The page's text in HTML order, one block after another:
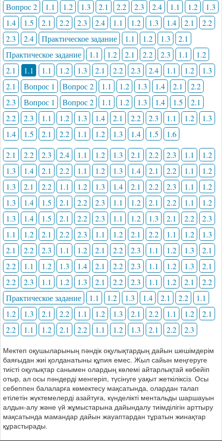
Вопрос 2
1.1 1.2 1.3 2.1 2.2 2.3 2.4 1.1 1.2
1.3
1.4
1.5 2.1 2.2 2.3 2.4 1.1 1.2 1.3 1.4 2.1
2.2
2.3
2.4 Практическое задание 1.1 1.2 1.3
2.1
Практическое задание
1.1 1.2 2.1 2.2 2.3 1.1
1.2
2.1
1.1 1.1 1.2 1.3 2.1 2.2 2.3 2.4 1.1 1.2
1.3
2.1
Вопрос 1 Вопрос 2 1.1 1.2 1.3 1.4 2.1
2.2
2.3
Вопрос 1 Вопрос 2 1.1 1.2 1.3 1.4 1.5
2.1
2.2
2.3 1.1 1.2 1.3 1.4 2.1 2.2 2.3 1.1 1.2
1.3
1.4
1.5 2.1 2.2 1.1 1.2 1.3 1.4 1.5
1.6
2.1
2.2 2.3 2.4 1.1 1.2 1.3 2.1 2.2 2.3 1.1
1.2
1.3
1.4 2.1 2.2 1.1 1.2 1.3 1.4 2.1 2.2 1.1
1.2
1.3
2.1 2.2 1.1 1.2 1.3 1.4 2.1 2.2 2.3 1.1
1.2
1.3
1.4 1.5 2.1 2.2 2.3 1.1 1.2 2.1 2.2 1.1
1.2
1.3
1.4 1.5 2.1 2.2 2.3 1.1 1.2 1.3 2.1 2.2
2.3
1.1
1.2 2.1 2.2 2.3 1.1 1.2 2.1 2.2 1.1 1.2
1.3
2.1
2.2 2.3 1.1 1.2 2.1 2.2 2.3 1.1 1.2 1.3
2.1
2.2
1.1 1.2 1.3 1.4 2.1 2.2 2.3 1.1 1.2 1.3
2.1
2.2
2.3 1.1 1.2 1.3 2.1 2.2 2.3 1.1 1.2 2.1
2.2
Практическое задание
1.1 1.2 1.3 1.4 2.1 2.2
1.1
1.2
1.3 2.1 2.2 1.1 1.2 1.3 2.1 2.2 1.1 1.2
2.1
2.2
1.1 1.2 2.1 2.2 1.1 1.2 1.3 2.1 2.2 2.3
Мектеп оқушыларының пәндік оқулықтардың дайын шешімдерім
баяғыдан жиі қолданатыны құпия емес. Жыл сайын меңгеруге
тиісті оқулықтар санымен олардың көлемі айтарлықтай көбейіп
отыр, ал осы пәндерді менгеріп, түсінуге уақыт жеткіліксіз. Осы
себеппен балаларға көмектесу мақсатында, олардан талап
етілетін жүктемелерді азайтуға, күнделікті ментальды шаршауын
алдын-алу және үй жұмыстарына дайындалу тиімділігін арттыру
мақсатында мамандар дайын жауаптардан тұратын жинақтар
құрастырады.